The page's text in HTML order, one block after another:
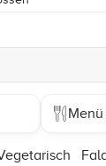
Menü